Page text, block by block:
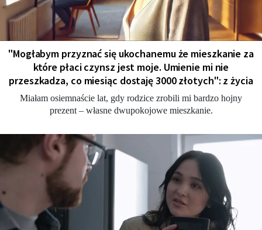
"Мogłabym przyznać się ukochanemu że mieszkanie za
które płaci czynsz jest moje. Umienie mi nie
przeszkadza, co miesiąc dostaję 3000 złotych": z życia
Miałam osiemnaście lat, gdy rodzice zrobili mi bardzo hojny
prezent – własne dwupokojowe mieszkanie.